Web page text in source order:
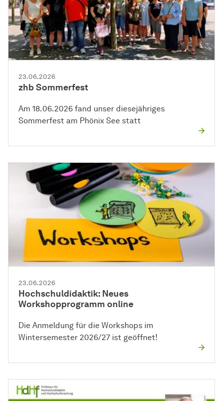
23.06.2026
zhb Sommerfest
Am 18.06.2026 fand unser diesejähriges
Sommerfest am Phönix See statt
23.06.2026
Hochschuldidaktik: Neues
Workshopprogramm online
Die Anmeldung für die Workshops im
Wintersemester 2026/27 ist geöffnet!